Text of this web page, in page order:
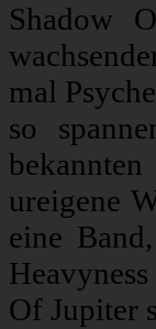
Shadow
mal
so
ureigene
eine
Of Jupiter